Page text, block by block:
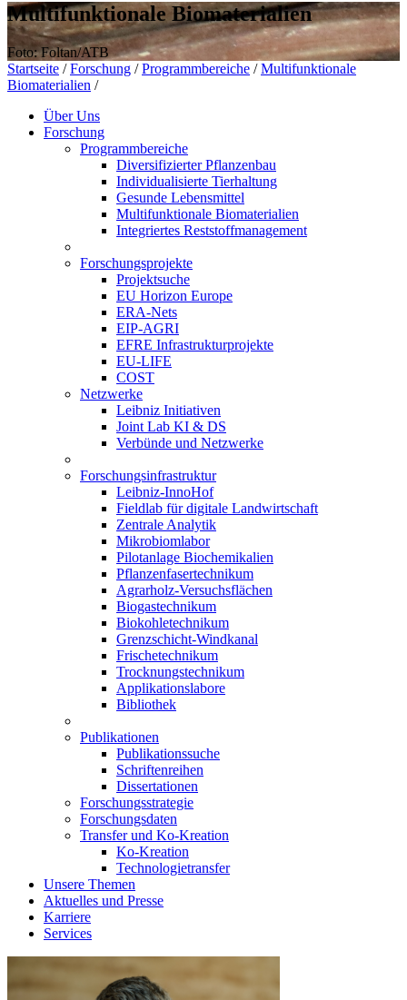
Multifunktionale Biomaterialien
Foto: Foltan/ATB
Startseite / Forschung / Programmbereiche / Multifunktionale
Biomaterialien /
Über Uns
Forschung
Programmbereiche
Diversifizierter Pflanzenbau
Individualisierte Tierhaltung
Gesunde Lebensmittel
Multifunktionale Biomaterialien
Integriertes Reststoffmanagement
Forschungsprojekte
Projektsuche
EU Horizon Europe
ERA-Nets
EIP-AGRI
EFRE Infrastrukturprojekte
EU-LIFE
COST
Netzwerke
Leibniz Initiativen
Joint Lab KI & DS
Verbünde und Netzwerke
Forschungsinfrastruktur
Leibniz-InnoHof
Fieldlab für digitale Landwirtschaft
Zentrale Analytik
Mikrobiomlabor
Pilotanlage Biochemikalien
Pflanzenfasertechnikum
Agrarholz-Versuchsflächen
Biogastechnikum
Biokohletechnikum
Grenzschicht-Windkanal
Frischetechnikum
Trocknungstechnikum
Applikationslabore
Bibliothek
Publikationen
Publikationssuche
Schriftenreihen
Dissertationen
Forschungsstrategie
Forschungsdaten
Transfer und Ko-Kreation
Ko-Kreation
Technologietransfer
Unsere Themen
Aktuelles und Presse
Karriere
Services